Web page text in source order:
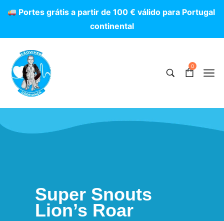
Portes grátis a partir de 100 € válido para Portugal
continental
0
Super Snouts
Lion’s Roar